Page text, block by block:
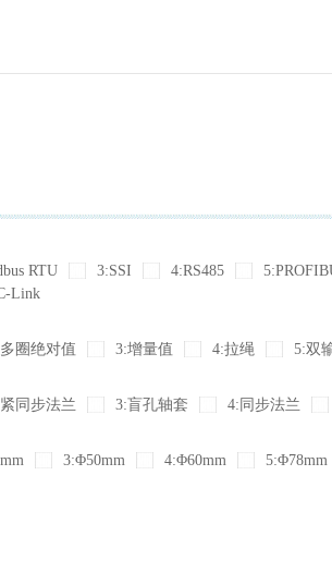
RTU 3:SSI 4:RS485
Link
圈绝对值 3:增量值 4:拉绳 5:双
同步法兰 3:盲孔轴套 4:同步法兰
3:Φ50mm 4:Φ60mm 5:Φ78mm